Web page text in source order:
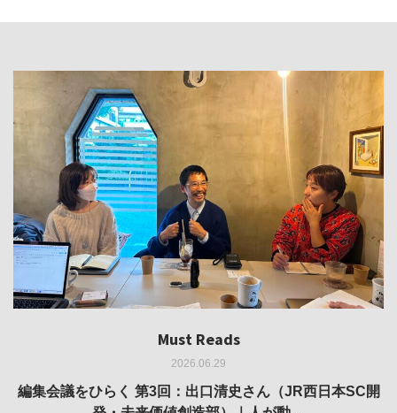
Must Reads
2026.06.29
編集会議をひらく 第3回：出口清史さん（JR西日本SC開
Must Reads
2026.05.14
REVIEW｜果たして美術家・梅津庸一は、「大阪のゆかり
Must Reads
2026.03.11
REPORT｜博覧会の残像
Must Reads
2026.02.25
REVIEW｜菊池聡太朗 個展「余りの風景」
Must Reads
2025.10.01
REVIEW｜生の存在証明としての線——「ライフライン」